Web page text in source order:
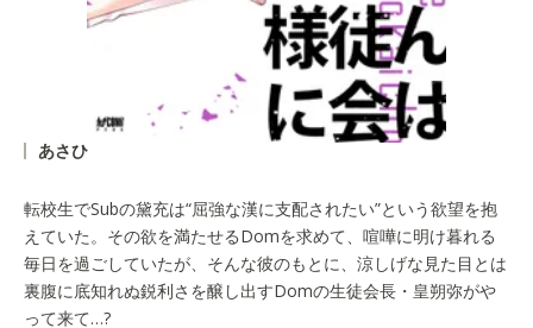
あさひ
転校生でSubの黛充は“屈強な漢に支配されたい”という欲望を抱
えていた。その欲を満たせるDomを求めて、喧嘩に明け暮れる
毎日を過ごしていたが、そんな彼のもとに、涼しげな見た目とは
裏腹に底知れぬ鋭利さを醸し出すDomの生徒会長・皇朔弥がや
って来て…?